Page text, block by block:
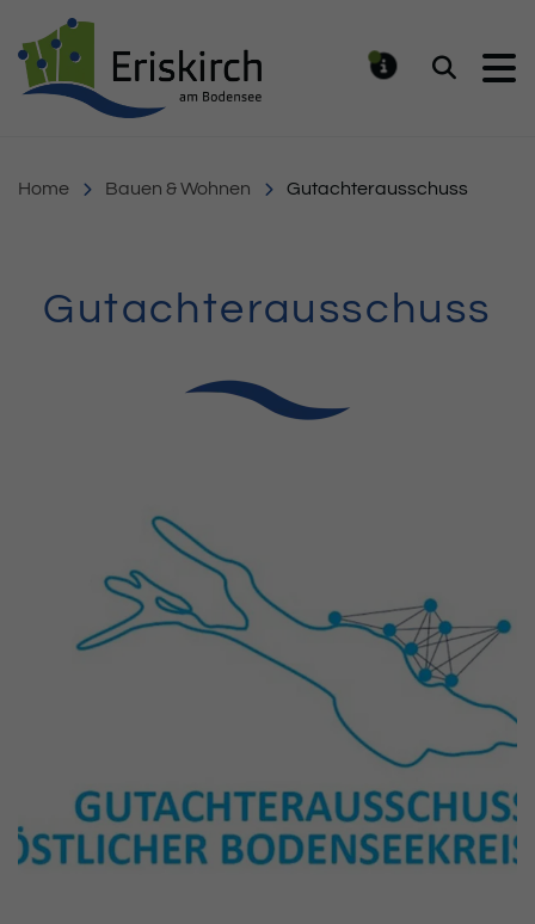
Suchen
Home Bauen & Wohnen Gutachterausschuss
Gutachterausschuss